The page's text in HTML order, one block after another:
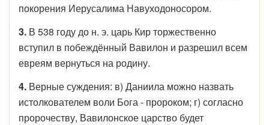
покорения Иерусалима Навуходоносором.
3. В 538 году до н. э. царь Кир торжественно
вступил в побеждённый Вавилон и разрешил всем
евреям вернуться на родину.
4. Верные суждения: в) Даниила можно назвать
истолкователем воли Бога - пророком; г) согласно
пророчеству, Вавилонское царство будет